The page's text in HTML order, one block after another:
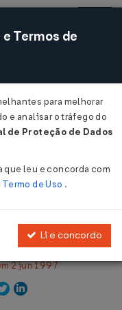
Acessar
2 jun 1997
Termos de
para melhorar
e analisar o tráfego do
de Proteção de Dados
leu e concorda com
Termo de Uso .
Li e concordo